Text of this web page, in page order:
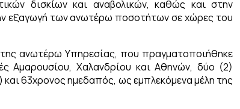
δισκίων και αναβολικών, καθώς και στην
εξαγωγή των ανωτέρω ποσοτήτων σε χώρες του
ανωτέρω Υπηρεσίας, που πραγματοποιήθηκε
Αμαρουσίου, Χαλανδρίου και Αθηνών, δύο (2)
63χρονος ημεδαπός, ως εμπλεκόμενα μέλη της